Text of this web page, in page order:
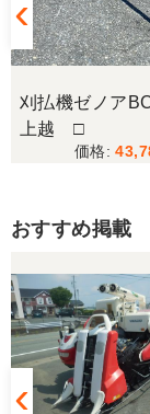
刈払機ゼノア
上越 □
おすすめ掲載